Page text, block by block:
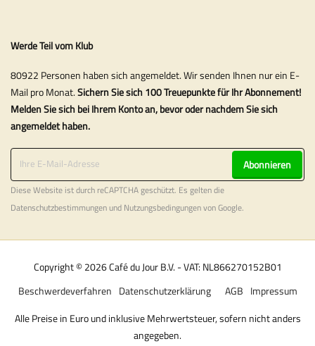
Werde Teil vom Klub
80922 Personen haben sich angemeldet. Wir senden Ihnen nur ein E-
Mail pro Monat.Sichern Sie sich 100 Treuepunkte für Ihr Abonnement!
Melden Sie sich bei Ihrem Konto an, bevor oder nachdem Sie sich
angemeldet haben.
Abonnieren
Diese Website ist durch reCAPTCHA geschützt. Es gelten die
Datenschutzbestimmungen und Nutzungsbedingungenvon Google.
Copyright © 2026 Café du Jour B.V. - VAT: NL866270152B01
Impressum
AGB
Datenschutzerklärung
Beschwerdeverfahren
Alle Preise in Euro und inklusive Mehrwertsteuer, sofern nicht anders
angegeben.